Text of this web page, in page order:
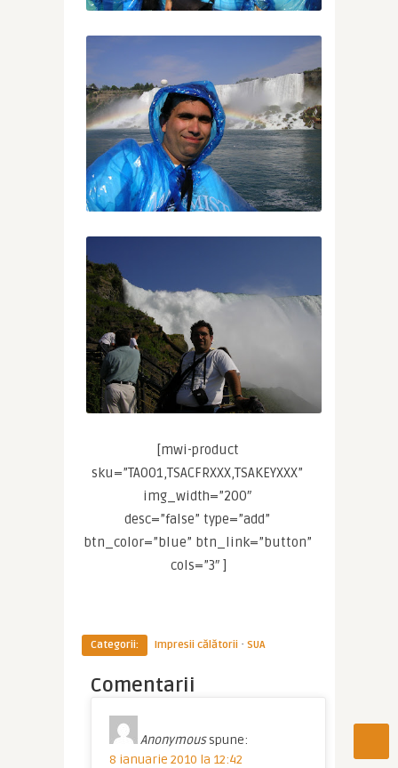
[mwi-product
sku=”TA001,TSACFRXXX,TSAKEYXXX”
img_width=”200″
desc=”false” type=”add”
btn_color=”blue” btn_link=”button”
cols=”3″ ]
Categorii: Impresii călătorii· SUA
Comentarii
Anonymous spune:
8 ianuarie 2010 la 12:42